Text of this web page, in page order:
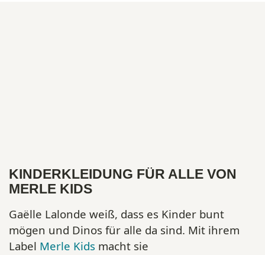
KINDERKLEIDUNG FÜR ALLE VON
MERLE KIDS
Gaëlle Lalonde weiß, dass es Kinder bunt
mögen und Dinos für alle da sind. Mit ihrem
Label Merle Kids macht sie